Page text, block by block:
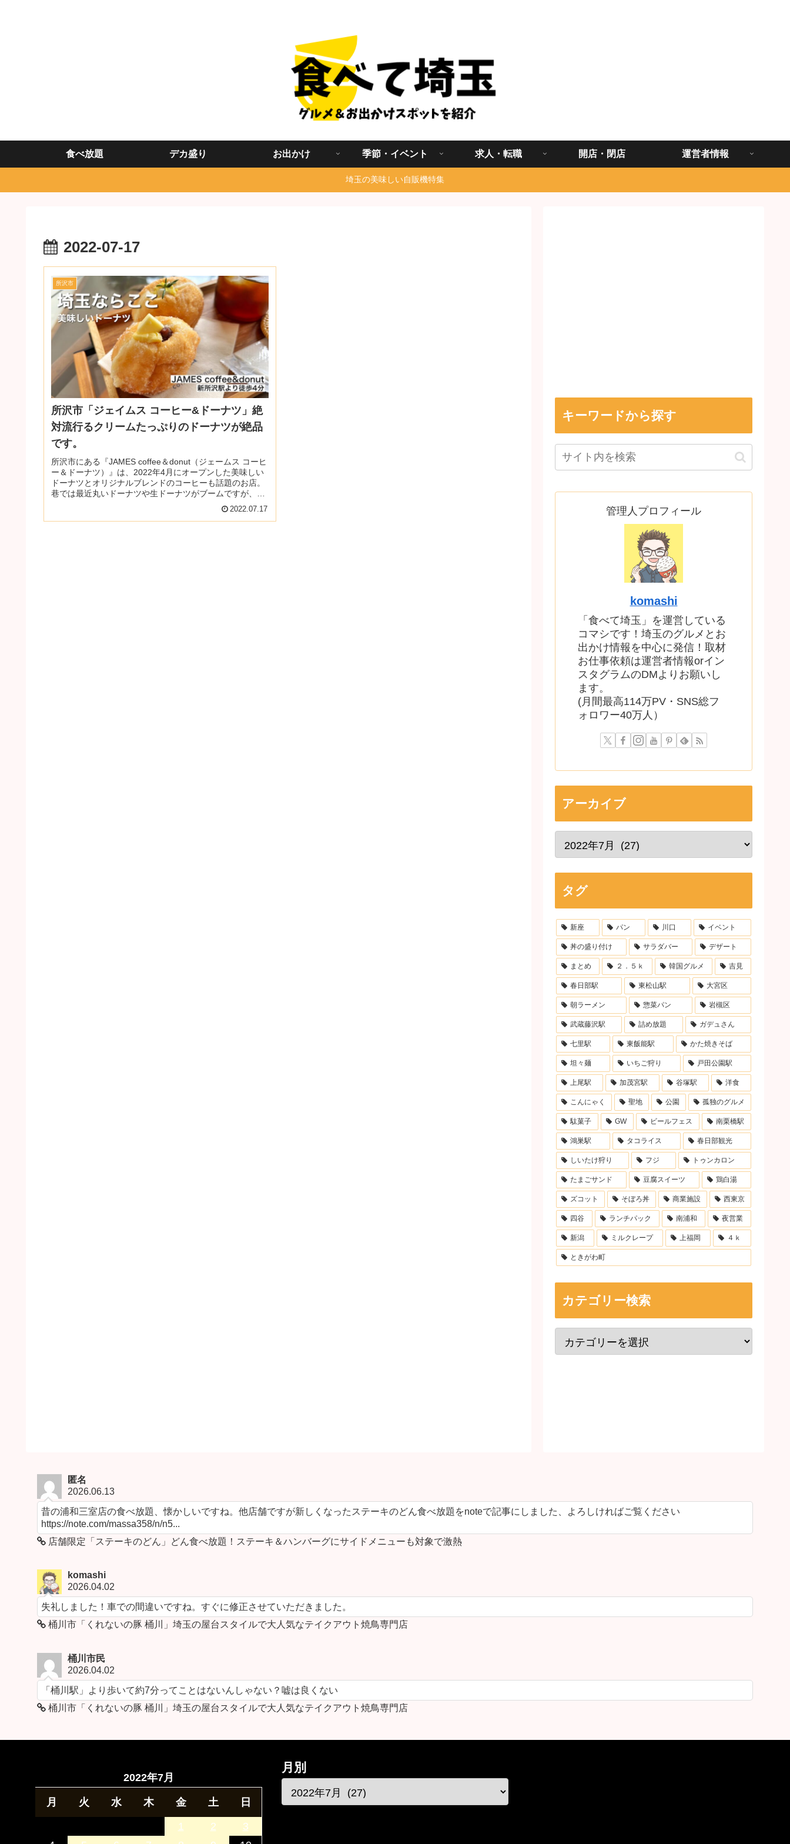
食べ放題 デカ盛り お出かけ 季節・イベント 求人・転職 開店・閉店 運営者情報
埼玉の美味しい自販機特集
2022-07-17
所沢市
所沢市「ジェイムス コーヒー&ドーナツ」絶
対流行るクリームたっぷりのドーナツが絶品
です。
所沢市にある『JAMES coffee＆donut（ジェームス コーヒ
ー＆ドーナツ）』は、2022年4月にオープンした美味しい
ドーナツとオリジナルブレンドのコーヒーも話題のお店。
巷では最近丸いドーナツや生ドーナツがブームですが、埼
2022.07.17
キーワードから探す
管理人プロフィール
komashi
「食べて埼玉」を運営している
コマシです！埼玉のグルメとお
出かけ情報を中心に発信！取材
お仕事依頼は運営者情報orイン
スタグラムのDMよりお願いし
ます。
(月間最高114万PV・SNS総フ
ォロワー40万人）
アーカイブ
タグ
新座 パン 川口 イベント
丼の盛り付け サラダバー デザート
まとめ ２．５ｋ 韓国グルメ 吉見
春日部駅 東松山駅 大宮区
朝ラーメン 惣菜パン 岩槻区
武蔵藤沢駅 詰め放題 ガデュさん
七里駅 東飯能駅 かた焼きそば
坦々麺 いちご狩り 戸田公園駅
上尾駅 加茂宮駅 谷塚駅 洋食
こんにゃく 聖地 公園 孤独のグルメ
駄菓子 GW ビールフェス 南栗橋駅
鴻巣駅 タコライス 春日部観光
しいたけ狩り フジ トゥンカロン
たまごサンド 豆腐スイーツ 鶏白湯
ズコット そぼろ丼 商業施設 西東京
四谷 ランチパック 南浦和 夜営業
新潟 ミルクレープ 上福岡 ４ｋ
ときがわ町
カテゴリー検索
匿名
2026.06.13
昔の浦和三室店の食べ放題、懐かしいですね。他店舗ですが新しくなったステーキのどん食べ放題をnoteで記事にしました、よろしければご覧ください
https://note.com/massa358/n/n5...
店舗限定「ステーキのどん」どん食べ放題！ステーキ＆ハンバーグにサイドメニューも対象で激熱
komashi
2026.04.02
失礼しました！車での間違いですね。すぐに修正させていただきました。
桶川市「くれないの豚 桶川」埼玉の屋台スタイルで大人気なテイクアウト焼鳥専門店
桶川市民
2026.04.02
「桶川駅」より歩いて約7分ってことはないんしゃない？嘘は良くない
桶川市「くれないの豚 桶川」埼玉の屋台スタイルで大人気なテイクアウト焼鳥専門店
2022年7月
月 火 水 木 金 土 日
1 2
3
月別